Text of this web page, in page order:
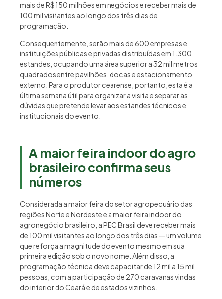
mais de R$ 150 milhões em negócios e receber mais de
100 mil visitantes ao longo dos três dias de
programação.
Consequentemente, serão mais de 600 empresas e
instituições públicas e privadas distribuídas em 1.300
estandes, ocupando uma área superior a 32 mil metros
quadrados entre pavilhões, docas e estacionamento
externo. Para o produtor cearense, portanto, esta é a
última semana útil para organizar a visita e separar as
dúvidas que pretende levar aos estandes técnicos e
institucionais do evento.
A maior feira indoor do agro
brasileiro confirma seus
números
Considerada a maior feira do setor agropecuário das
regiões Norte e Nordeste e a maior feira indoor do
agronegócio brasileiro, a PEC Brasil deve receber mais
de 100 mil visitantes ao longo dos três dias — um volume
que reforça a magnitude do evento mesmo em sua
primeira edição sob o novo nome. Além disso, a
programação técnica deve capacitar de 12 mil a 15 mil
pessoas, com a participação de 270 caravanas vindas
do interior do Ceará e de estados vizinhos.